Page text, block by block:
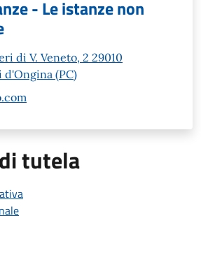
- Le istanze non
di V. Veneto, 2 29010
(PC)
tutela